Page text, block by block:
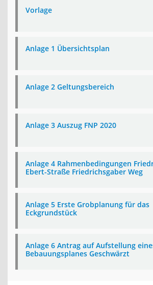
Vorlage
Anlage 1 Übersichtsplan
Anlage 2 Geltungsbereich
Anlage 3 Auszug FNP 2020
Anlage 4 Rahmenbedingungen
Ebert-Straße Friedrichsgaber Weg
Anlage 5 Erste Grobplanung für das
Eckgrundstück
Anlage 6 Antrag auf Aufstellung
Bebauungsplanes Geschwärzt